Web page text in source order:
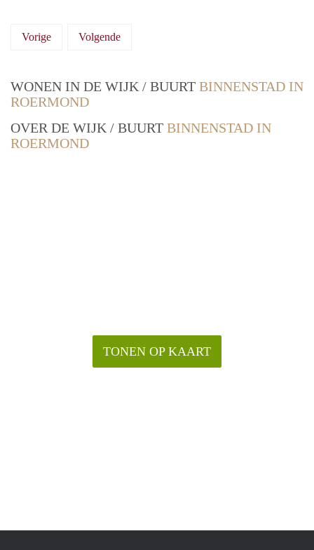
Vorige Volgende
WONEN IN DE WIJK / BUURT BINNENSTAD IN
ROERMOND
OVER DE WIJK / BUURT BINNENSTAD IN
ROERMOND
TONEN OP KAART